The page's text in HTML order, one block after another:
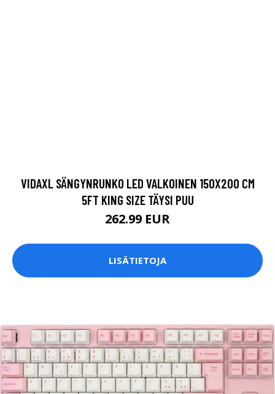
VIDAXL SÄNGYNRUNKO LED VALKOINEN 150X200 CM
5FT KING SIZE TÄYSI PUU
262.99 EUR
LISÄTIETOJA